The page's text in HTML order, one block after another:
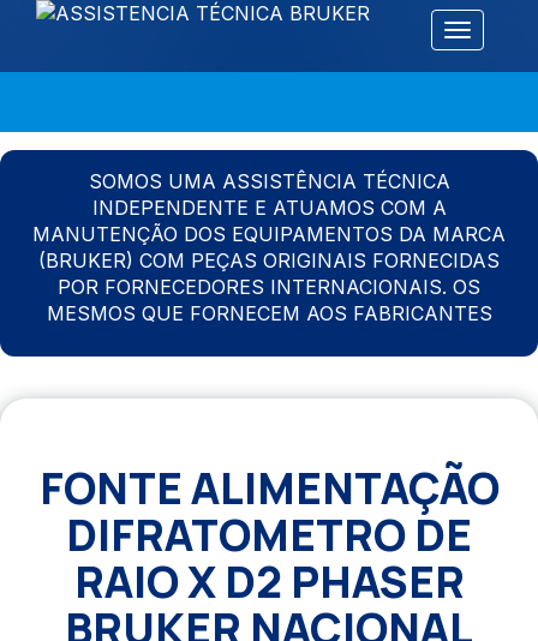
Alternar
SOMOS UMA ASSISTÊNCIA TÉCNICA
INDEPENDENTE E ATUAMOS COM A
MANUTENÇÃO DOS EQUIPAMENTOS DA MARCA
(BRUKER) COM PEÇAS ORIGINAIS FORNECIDAS
POR FORNECEDORES INTERNACIONAIS. OS
MESMOS QUE FORNECEM AOS FABRICANTES
FONTE ALIMENTAÇÃO
DIFRATOMETRO DE
RAIO X D2 PHASER
BRUKER NACIONAL